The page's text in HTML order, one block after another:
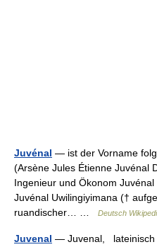
Juvénal — ist der Vorname
(Arsène Jules Étienne Juvénal
Ingenieur und Ökonom
Juvénal Uwilingiyimana (†
ruandischer… …
Deutsch
Juvenal — Juvenal, lateinisch